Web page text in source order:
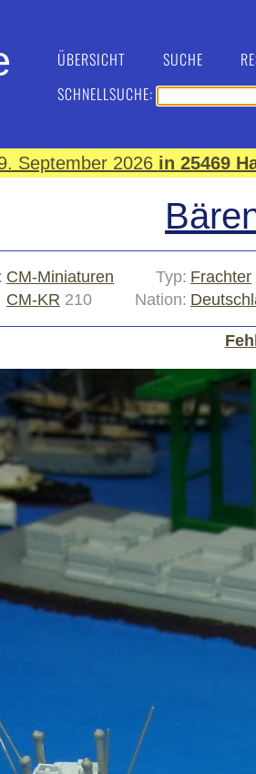
ÜBERSICHT SUCHE
SCHNELLSUCHE:
September 2026 in 25469
CM-Miniaturen Typ: Frachter
CM-KR 210 Nation: